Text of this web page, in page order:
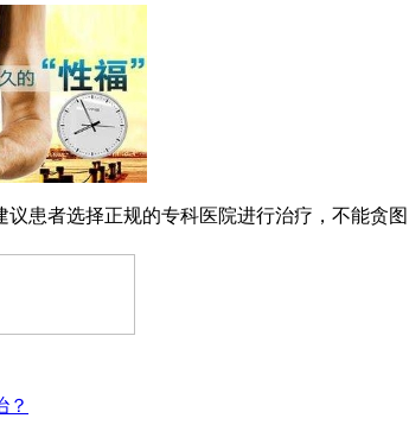
患者选择正规的专科医院进行治疗，不能贪图
？